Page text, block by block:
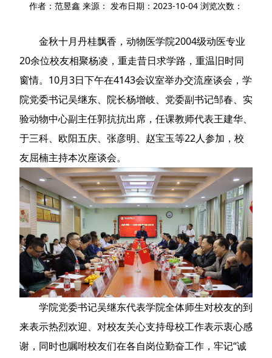
作者：范昱鑫 来源： 发布日期：2023-10-04 浏览次数：
金秋十月丹桂飘香，动物医学院2004级动医专业
20余位校友相聚杨凌，重走昔日求学路，重温旧时同
窗情。10月3日下午在4143会议室举办交流座谈会，学
院党委书记吴继东、院长杨增岐、党委副书记邹春、实
验动物中心副主任郭抗抗出席，任课教师代表王建华、
于三科、欧阳五庆、张彦明、赵宝玉等22人参加，校
友屈楠主持本次座谈会。
学院党委书记吴继东代表学院全体师生对校友的到
来表示热烈欢迎、对校友关心支持母校工作表示衷心感
谢，同时也嘱咐校友们在各自岗位勤奋工作，牢记“诚